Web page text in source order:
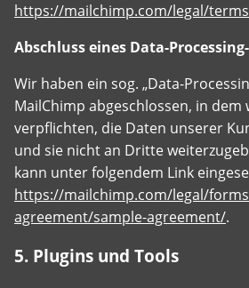
https://mailchimp.com/legal/
Abschluss eines Data-
Wir haben ein sog. „Data-
MailChimp abgeschlossen, in dem
verpflichten, die Daten unserer
und sie nicht an Dritte
kann unter folgendem Link
https://mailchimp.com/legal/
agreement/sample-agreement/.
5. Plugins und Tools